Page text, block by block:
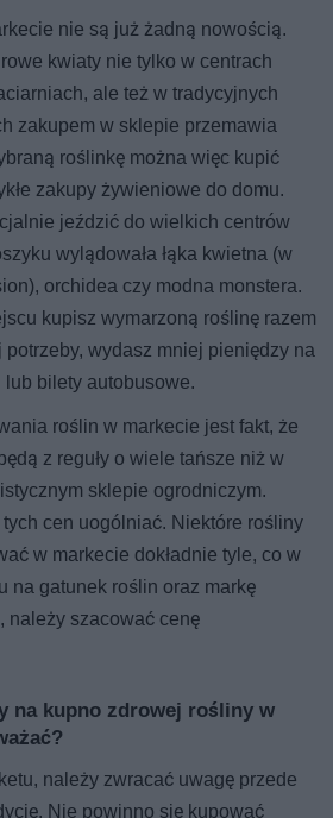
nie są już żadną nowością.
kwiaty nie tylko w centrach
ale też w tradycyjnych
zakupem w sklepie przemawia
roślinkę można więc kupić
zakupy żywieniowe do domu.
jeździć do wielkich centrów
wylądowała łąka kwietna (w
orchidea czy modna monstera.
kupisz wymarzoną roślinę razem
potrzeby, wydasz mniej pieniędzy na
bilety autobusowe.
roślin w markecie jest fakt, że
z reguły o wiele tańsze niż w
sklepie ogrodniczym.
cen uogólniać. Niektóre rośliny
w markecie dokładnie tyle, co w
na gatunek roślin oraz markę
należy szacować cenę
na kupno zdrowej rośliny w
należy zwracać uwagę przede
Nie powinno się kupować